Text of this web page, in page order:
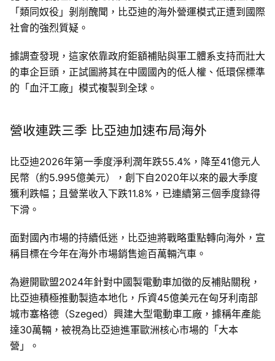
「類同奴役」剝削醜聞，比亞迪的海外營運模式正遭到國際
社會的強烈質疑。
據調查發現，這家依靠政府鉅額補貼與軍工體系支持而壯大
的車企巨頭，正試圖將其在中國國內的低人權、低環保標準
的「血汗工廠」模式複製到全球。
營收連跌三季 比亞迪加速布局海外
比亞迪2026年第一季度淨利潤年跌55.4%，降至41億元人
民幣（約5.995億美元），創下自2020年以來的最大季度
獲利跌幅；且營業收入下跌11.8%，已連續第三個季度錄得
下滑。
面對國內市場的持續低迷，比亞迪將戰略重點轉向海外，宣
稱目標在今年在海外市場銷售逾百萬輛汽車。
為避開歐盟2024年針對中國製電動車加徵的反補貼關稅，
比亞迪積極推動製造本地化，斥資45億美元在匈牙利南部
城市塞格德（Szeged）興建大型電動車工廠，據稱年產能
達30萬輛，被視為比亞迪進軍歐洲核心市場的「大本
營」。